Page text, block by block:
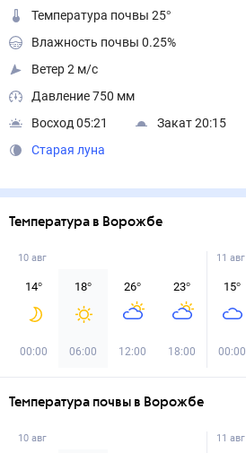
Температура почвы 25°
Влажность почвы 0.25%
Ветер 2 м/с
Давление 750 мм
Восход 05:21
Закат 20:15
Старая луна
Температура в Ворожбе
10 авг
14°
00:00
18°
06:00
26°
12:00
23°
18:00
11 авг
15°
00:00
Температура почвы в Ворожбе
10 авг 11 авг